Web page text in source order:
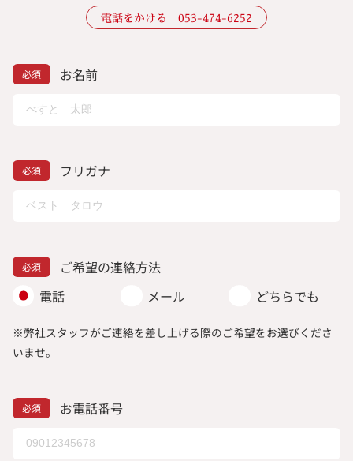
電話をかける 053-474-6252
お名前
フリガナ
ご希望の連絡方法
電話
メール どちらでも
※弊社スタッフがご連絡を差し上げる際のご希望をお選びくださ
いませ。
お電話番号